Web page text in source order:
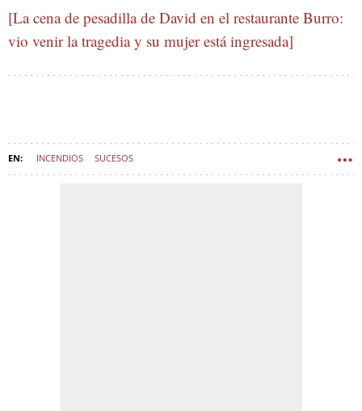
[La cena de pesadilla de David en el restaurante Burro:
vio venir la tragedia y su mujer está ingresada]
INCENDIOS SUCESOS